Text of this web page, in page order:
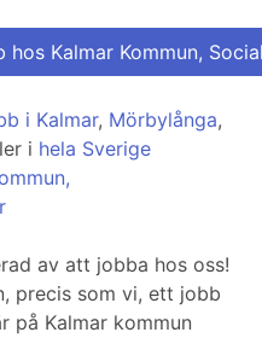
hos Kalmar Kommun,
i Kalmar, Mörbylånga,
i hela Sverige
av att jobba hos oss!
precis som vi, ett jobb
på Kalmar kommun